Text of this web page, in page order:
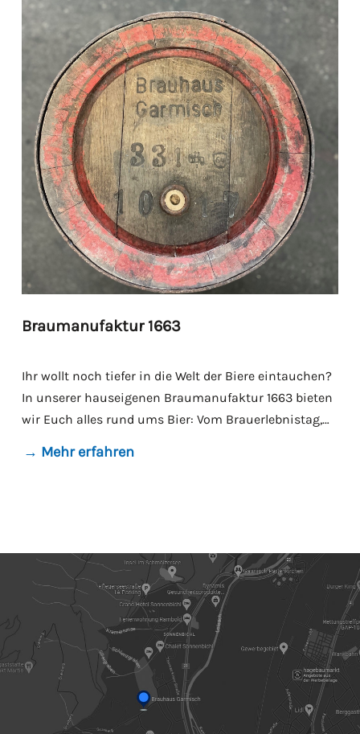
Braumanufaktur 1663
Ihr wollt noch tiefer in die Welt der Biere eintauchen?
In unserer hauseigenen Braumanufaktur 1663 bieten
wir Euch alles rund ums Bier: Vom Brauerlebnistag,
→ Mehr erfahren